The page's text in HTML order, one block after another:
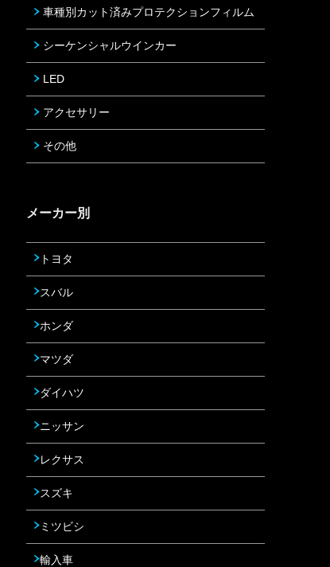
車種別カット済みプロテクションフィルム
シーケンシャルウインカー
LED
アクセサリー
その他
メーカー別
トヨタ
スバル
ホンダ
マツダ
ダイハツ
ニッサン
レクサス
スズキ
ミツビシ
輸入車